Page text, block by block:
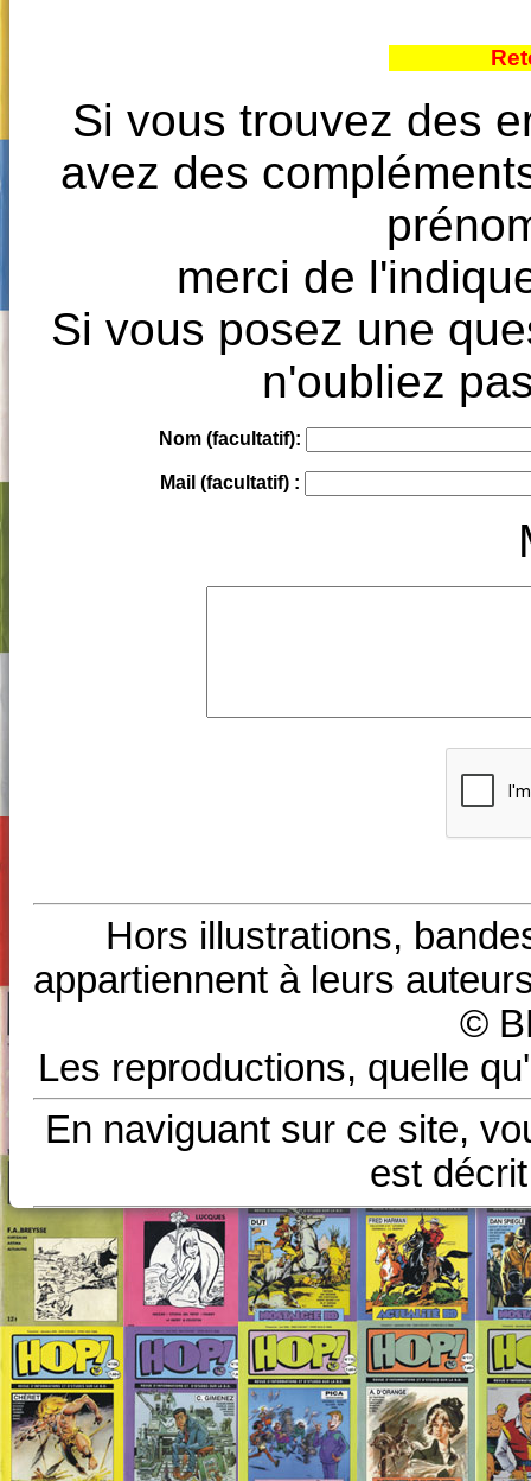
Si vous trouvez des
avez des
merci de
Si vous posez une
n'oubliez
Nom (facultatif):
Mail (facultatif) :
Hors illustrations,
appartiennent à leurs
©
Les reproductions, quelle
En naviguant sur ce site,
est